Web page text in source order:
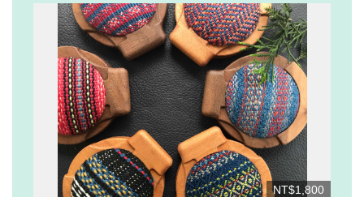
NT$1,800